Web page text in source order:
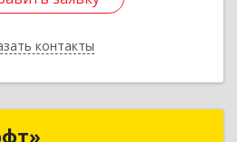
контакты
Назад
фирма «СК Софт»